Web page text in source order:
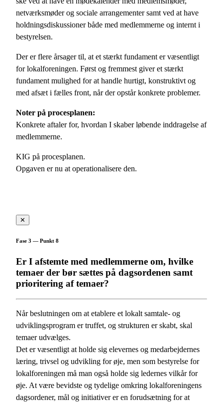
netværksmøder og sociale arrangementer samt ved at have
holdningsdiskussioner både med medlemmerne og internt i
bestyrelsen.
Der er flere årsager til, at et stærkt fundament er væsentligt
for lokalforeningen. Først og fremmest giver et stærkt
fundament mulighed for at handle hurtigt, konstruktivt og
med afsæt i fælles front, når der opstår konkrete problemer.
Noter på procesplanen:
Konkrete aftaler for, hvordan I skaber løbende inddragelse af
medlemmerne.
KIG på procesplanen.
Opgaven er nu at operationalisere den.
✕
Fase 3 — Punkt 8
Er I afstemte med medlemmerne om, hvilke
temaer der bør sættes på dagsordenen samt
prioritering af temaer?
Når beslutningen om at etablere et lokalt samtale- og
udviklingsprogram er truffet, og strukturen er skabt, skal
temaer udvælges.
Det er væsentligt at holde sig elevernes og medarbejdernes
læring, trivsel og udvikling for øje, men som bestyrelse for
lokalforeningen må man også holde sig ledernes vilkår for
øje. At være bevidste og tydelige omkring lokalforeningens
dagsordener, mål og initiativer er en forudsætning for at